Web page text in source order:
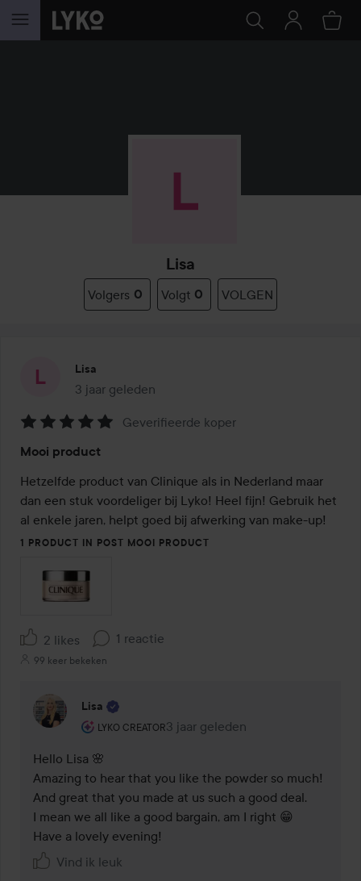
GA NAAR INHOUD
Lisa
Volgers 0 Volgt 0 VOLGEN
Lisa
3 jaar geleden
Het bericht is gemaakt 3 jaar geleden
5
van
de
5
Geverifieerde koper
Mooi product
Hetzelfde product van Clinique als in Nederland maar
dan een stuk voordeliger bij Lyko! Heel fijn! Gebruik het
al enkele jaren, helpt goed bij afwerking van make-up!
1 PRODUCT IN POST MOOI PRODUCT
2 likes 1 reactie
99 keer bekeken
Lisa
LYKO CREATOR
De rol van de gebruiker: Lyko Creator.
3 jaar geleden
Reactie geladen 3 jaar geleden
Hello Lisa 🌸
Amazing to hear that you like the powder so much!
And great that you made at us such a good deal.
I mean we all like a good bargain, am I right 😁
Vind ik leuk